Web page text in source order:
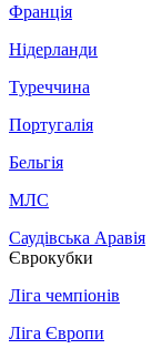
Франція
Нідерланди
Туреччина
Португалія
Бельгія
МЛС
Саудівська Аравія
Єврокубки
Ліга чемпіонів
Ліга Європи